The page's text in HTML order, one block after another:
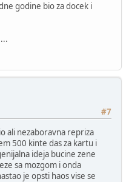
godine bio za docek i
#7
ali nezaboravna repriza
500 kinte das za kartu i
ideja bucine zene
sa mozgom i onda
je opsti haos vise se